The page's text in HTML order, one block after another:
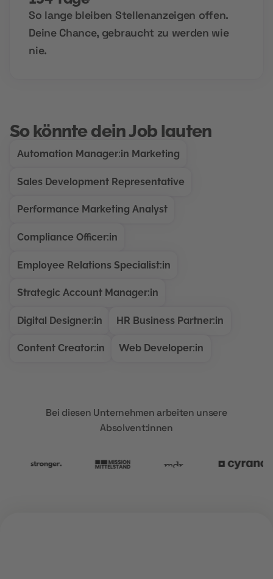
So lange bleiben Stellenanzeigen offen.
Deine Chance, gebraucht zu werden wie
nie.
So könnte dein Job lauten
Automation Manager:in Marketing
Sales Development Representative
Performance Marketing Analyst
Compliance Officer:in
Employee Relations Specialist:in
Strategic Account Manager:in
Digital Designer:in HR Business Partner:in
Content Creator:in Web Developer:in
Bei diesen Unternehmen arbeiten unsere
Absolvent:innen